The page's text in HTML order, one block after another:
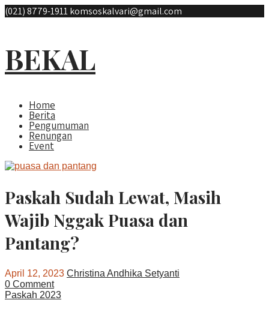
(021) 8779-1911komsoskalvari@gmail.com
BEKAL
Home
Berita
Pengumuman
Renungan
Event
Paskah Sudah Lewat, Masih
Wajib Nggak Puasa dan
Pantang?
April 12, 2023 Christina Andhika Setyanti
0 Comment
Paskah 2023